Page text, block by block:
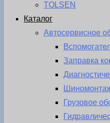
TOLSEN
Каталог
Автосервисное
Заправка
Грузовое